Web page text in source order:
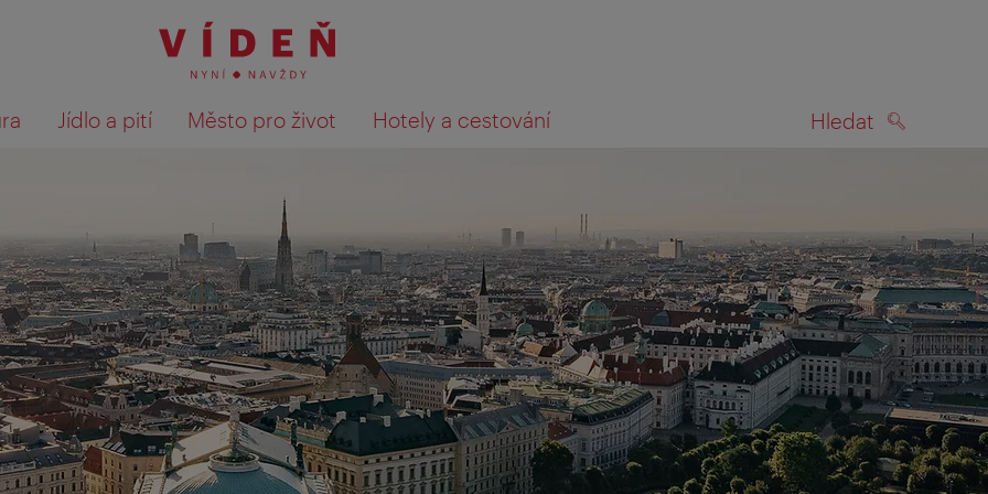
Jídlo a pití Město pro život Hotely a cestování Hledat